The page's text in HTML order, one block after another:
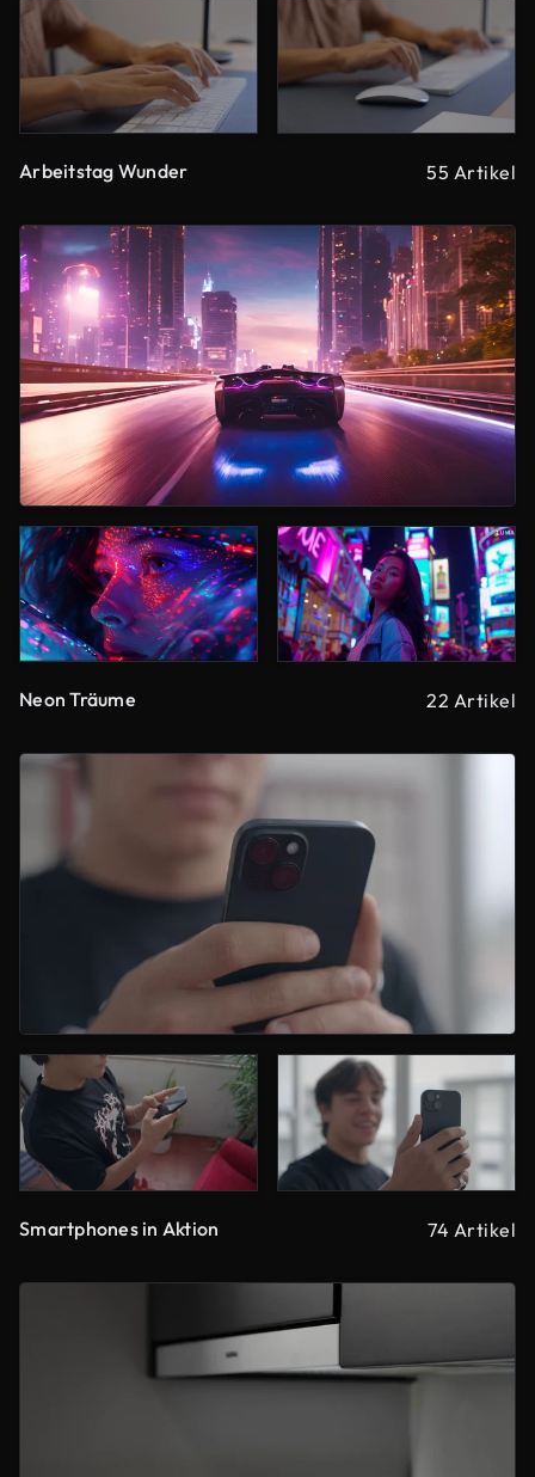
Arbeitstag Wunder 55 Artikel
Neon Träume 22 Artikel
Smartphones in Aktion 74 Artikel